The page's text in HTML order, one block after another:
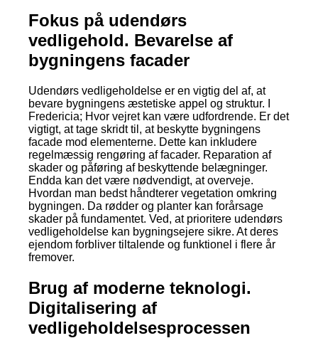
Fokus på udendørs
vedligehold. Bevarelse af
bygningens facader
Udendørs vedligeholdelse er en vigtig del af, at
bevare bygningens æstetiske appel og struktur. I
Fredericia; Hvor vejret kan være udfordrende. Er det
vigtigt, at tage skridt til, at beskytte bygningens
facade mod elementerne. Dette kan inkludere
regelmæssig rengøring af facader. Reparation af
skader og påføring af beskyttende belægninger.
Endda kan det være nødvendigt, at overveje.
Hvordan man bedst håndterer vegetation omkring
bygningen. Da rødder og planter kan forårsage
skader på fundamentet. Ved, at prioritere udendørs
vedligeholdelse kan bygningsejere sikre. At deres
ejendom forbliver tiltalende og funktionel i flere år
fremover.
Brug af moderne teknologi.
Digitalisering af
vedligeholdelsesprocessen